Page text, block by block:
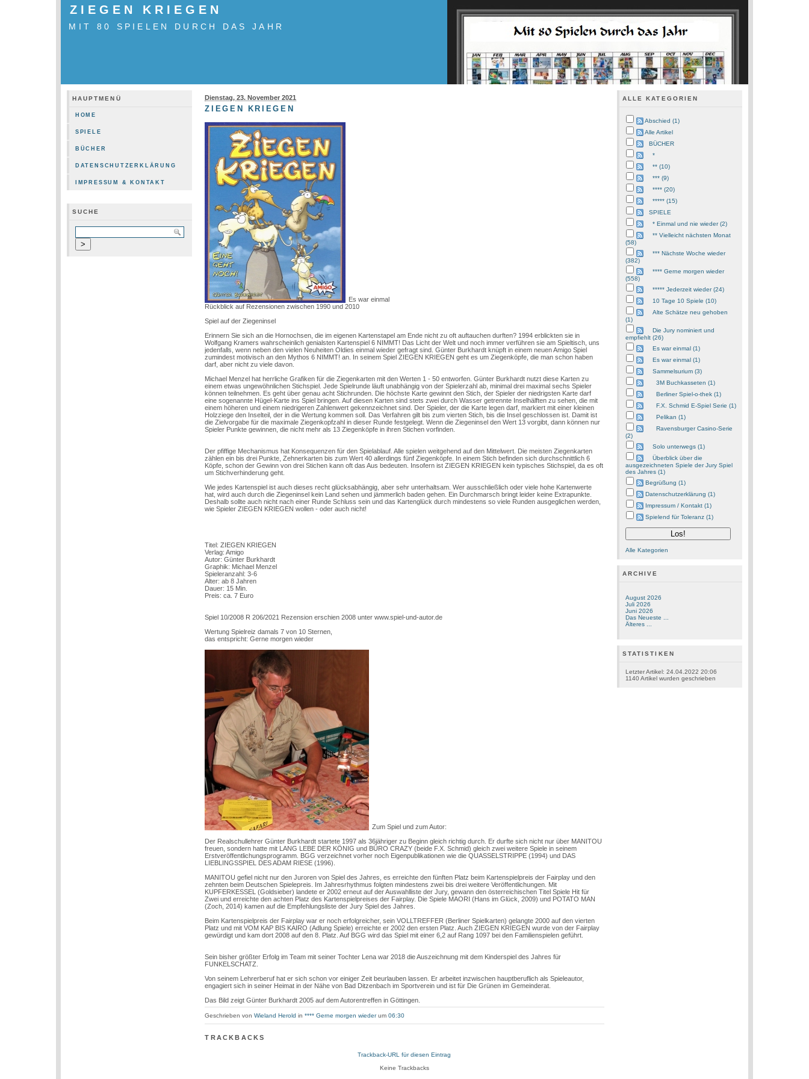
ZIEGEN KRIEGEN
MIT 80 SPIELEN DURCH DAS JAHR
HAUPTMENÜ
HOME
SPIELE
BÜCHER
DATENSCHUTZERKLÄRUNG
IMPRESSUM & KONTAKT
SUCHE
Dienstag, 23. November 2021
ZIEGEN KRIEGEN
Es war einmal
Rückblick auf Rezensionen zwischen 1990 und 2010
Spiel auf der Ziegeninsel
Erinnern Sie sich an die Hornochsen, die im eigenen Kartenstapel am Ende nicht zu oft auftauchen durften? 1994 erblickten sie in
Wolfgang Kramers wahrscheinlich genialsten Kartenspiel 6 NIMMT! Das Licht der Welt und noch immer verführen sie am Spieltisch, uns
jedenfalls, wenn neben den vielen Neuheiten Oldies einmal wieder gefragt sind. Günter Burkhardt knüpft in einem neuen Amigo Spiel
zumindest motivisch an den Mythos 6 NIMMT! an. In seinem Spiel ZIEGEN KRIEGEN geht es um Ziegenköpfe, die man schon haben
darf, aber nicht zu viele davon.
Michael Menzel hat herrliche Grafiken für die Ziegenkarten mit den Werten 1 - 50 entworfen. Günter Burkhardt nutzt diese Karten zu
einem etwas ungewöhnlichen Stichspiel. Jede Spielrunde läuft unabhängig von der Spielerzahl ab, minimal drei maximal sechs Spieler
können teilnehmen. Es geht über genau acht Stichrunden. Die höchste Karte gewinnt den Stich, der Spieler der niedrigsten Karte darf
eine sogenannte Hügel-Karte ins Spiel bringen. Auf diesen Karten sind stets zwei durch Wasser getrennte Inselhälften zu sehen, die mit
einem höheren und einem niedrigeren Zahlenwert gekennzeichnet sind. Der Spieler, der die Karte legen darf, markiert mit einer kleinen
Holzziege den Inselteil, der in die Wertung kommen soll. Das Verfahren gilt bis zum vierten Stich, bis die Insel geschlossen ist. Damit ist
die Zielvorgabe für die maximale Ziegenkopfzahl in dieser Runde festgelegt. Wenn die Ziegeninsel den Wert 13 vorgibt, dann können nur
Spieler Punkte gewinnen, die nicht mehr als 13 Ziegenköpfe in ihren Stichen vorfinden.
Der pfiffige Mechanismus hat Konsequenzen für den Spielablauf. Alle spielen weitgehend auf den Mittelwert. Die meisten Ziegenkarten
zählen ein bis drei Punkte, Zehnerkarten bis zum Wert 40 allerdings fünf Ziegenköpfe. In einem Stich befinden sich durchschnittlich 6
Köpfe, schon der Gewinn von drei Stichen kann oft das Aus bedeuten. Insofern ist ZIEGEN KRIEGEN kein typisches Stichspiel, da es oft
um Stichverhinderung geht.
Wie jedes Kartenspiel ist auch dieses recht glücksabhängig, aber sehr unterhaltsam. Wer ausschließlich oder viele hohe Kartenwerte
hat, wird auch durch die Ziegeninsel kein Land sehen und jämmerlich baden gehen. Ein Durchmarsch bringt leider keine Extrapunkte.
Deshalb sollte auch nicht nach einer Runde Schluss sein und das Kartenglück durch mindestens so viele Runden ausgeglichen werden,
wie Spieler ZIEGEN KRIEGEN wollen - oder auch nicht!
Titel: ZIEGEN KRIEGEN
Verlag: Amigo
Autor: Günter Burkhardt
Graphik: Michael Menzel
Spieleranzahl: 3-6
Alter: ab 8 Jahren
Dauer: 15 Min.
Preis: ca. 7 Euro
Spiel 10/2008 R 206/2021 Rezension erschien 2008 unter www.spiel-und-autor.de
Wertung Spielreiz damals 7 von 10 Sternen,
das entspricht: Gerne morgen wieder
Zum Spiel und zum Autor:
Der Realschullehrer Günter Burkhardt startete 1997 als 36jähriger zu Beginn gleich richtig durch. Er durfte sich nicht nur über MANITOU
freuen, sondern hatte mit LANG LEBE DER KÖNIG und BÜRO CRAZY (beide F.X. Schmid) gleich zwei weitere Spiele in seinem
Erstveröffentlichungsprogramm. BGG verzeichnet vorher noch Eigenpublikationen wie die QUASSELSTRIPPE (1994) und DAS
LIEBLINGSSPIEL DES ADAM RIESE (1996).
MANITOU gefiel nicht nur den Juroren von Spiel des Jahres, es erreichte den fünften Platz beim Kartenspielpreis der Fairplay und den
zehnten beim Deutschen Spielepreis. Im Jahresrhythmus folgten mindestens zwei bis drei weitere Veröffentlichungen. Mit
KUPFERKESSEL (Goldsieber) landete er 2002 erneut auf der Auswahlliste der Jury, gewann den österreichischen Titel Spiele Hit für
Zwei und erreichte den achten Platz des Kartenspielpreises der Fairplay. Die Spiele MAORI (Hans im Glück, 2009) und POTATO MAN
(Zoch, 2014) kamen auf die Empfehlungsliste der Jury Spiel des Jahres.
Beim Kartenspielpreis der Fairplay war er noch erfolgreicher, sein VOLLTREFFER (Berliner Spielkarten) gelangte 2000 auf den vierten
Platz und mit VOM KAP BIS KAIRO (Adlung Spiele) erreichte er 2002 den ersten Platz. Auch ZIEGEN KRIEGEN wurde von der Fairplay
gewürdigt und kam dort 2008 auf den 8. Platz. Auf BGG wird das Spiel mit einer 6,2 auf Rang 1097 bei den Familienspielen geführt.
Sein bisher größter Erfolg im Team mit seiner Tochter Lena war 2018 die Auszeichnung mit dem Kinderspiel des Jahres für
FUNKELSCHATZ.
Von seinem Lehrerberuf hat er sich schon vor einiger Zeit beurlauben lassen. Er arbeitet inzwischen hauptberuflich als Spieleautor,
engagiert sich in seiner Heimat in der Nähe von Bad Ditzenbach im Sportverein und ist für Die Grünen im Gemeinderat.
Das Bild zeigt Günter Burkhardt 2005 auf dem Autorentreffen in Göttingen.
Geschrieben vonWieland Herold in**** Gerne morgen wiederum06:30
TRACKBACKS
Trackback-URL für diesen Eintrag
Keine Trackbacks
ALLE KATEGORIEN
Abschied (1)
Alle Artikel
BÜCHER
*
** (10)
*** (9)
**** (20)
***** (15)
SPIELE
* Einmal und nie wieder (2)
** Vielleicht nächsten Monat
(58)
*** Nächste Woche wieder
(382)
**** Gerne morgen wieder
(558)
***** Jederzeit wieder (24)
10 Tage 10 Spiele (10)
Alte Schätze neu gehoben
(1)
Die Jury nominiert und
empfiehlt (26)
Es war einmal (1)
Es war einmal (1)
Sammelsurium (3)
3M Buchkasseten (1)
Berliner Spiel-o-thek (1)
F.X. Schmid E-Spiel Serie (1)
Pelikan (1)
Ravensburger Casino-Serie
(2)
Solo unterwegs (1)
Überblick über die
ausgezeichneten Spiele der Jury Spiel
des Jahres (1)
Begrüßung (1)
Datenschutzerklärung (1)
Impressum / Kontakt (1)
Spielend für Toleranz (1)
Alle Kategorien
ARCHIVE
August 2026
Juli 2026
Juni 2026
Das Neueste ...
Älteres ...
STATISTIKEN
Letzter Artikel: 24.04.2022 20:06
1140Artikel wurden geschrieben